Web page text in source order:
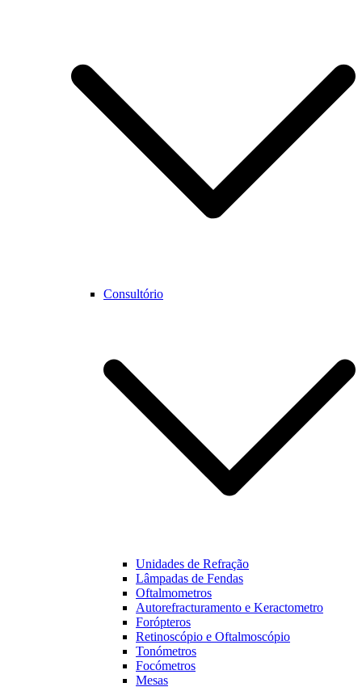
Consultório
Unidades de Refração
Lâmpadas de Fendas
Oftalmometros
Autorefracturamento e Keractometro
Forópteros
Retinoscópio e Oftalmoscópio
Tonómetros
Focómetros
Mesas